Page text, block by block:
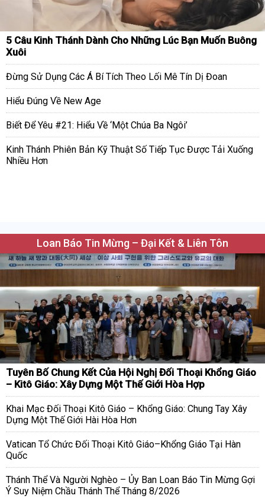
5 Câu Kinh Thánh Dành Cho Những Lúc Bạn Muốn Buông
Xuôi
Đừng Sử Dụng Các Á Bí Tích Theo Lối Mê Tín Dị Đoan
Hiểu Đúng Về New Age
Biết Để Yêu #21: Hiểu Về ‘Một Chúa Ba Ngôi’
Kinh Thánh Phiên Bản Kỹ Thuật Số Tiếp Tục Được Tải Xuống
Nhiều Hơn
Loan Báo Tin Mừng – Đại Kết & Liên Tôn
Tuyên Bố Chung Kết Của Hội Nghị Đối Thoại Khổng Giáo
– Kitô Giáo: Xây Dựng Một Thế Giới Hòa Hợp
Khai Mạc Đối Thoại Kitô Giáo – Khổng Giáo: Chung Tay Xây
Dựng Một Thế Giới Hài Hòa Hơn
Vatican Tổ Chức Đối Thoại Kitô Giáo–Khổng Giáo Tại Hàn
Quốc
Thánh Thể Và Người Nghèo – Ủy Ban Loan Báo Tin Mừng Gợi
Ý Suy Niệm Chầu Thánh Thể Tháng 8/2026